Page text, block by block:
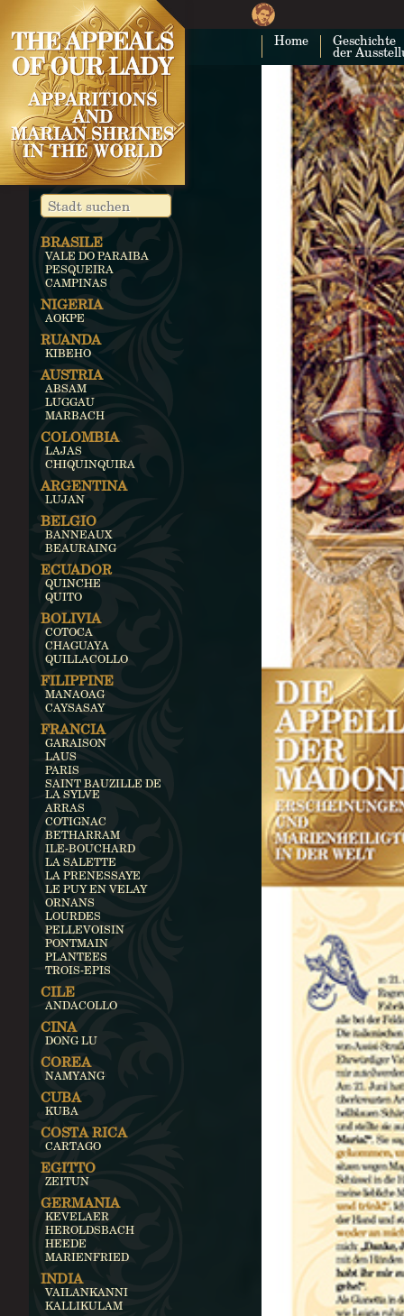
Home Geschichte
der
BRASILE
VALE DO PARAIBA
PESQUEIRA
CAMPINAS
NIGERIA
AOKPE
RUANDA
KIBEHO
AUSTRIA
ABSAM
LUGGAU
MARBACH
COLOMBIA
LAJAS
CHIQUINQUIRA
ARGENTINA
LUJAN
BELGIO
BANNEAUX
BEAURAING
ECUADOR
QUINCHE
QUITO
BOLIVIA
COTOCA
CHAGUAYA
QUILLACOLLO
FILIPPINE
MANAOAG
CAYSASAY
FRANCIA
GARAISON
LAUS
PARIS
SAINT BAUZILLE DE
LA SYLVE
ARRAS
COTIGNAC
BETHARRAM
ILE-BOUCHARD
LA SALETTE
LA PRENESSAYE
LE PUY EN VELAY
ORNANS
LOURDES
PELLEVOISIN
PONTMAIN
PLANTEES
TROIS-EPIS
CILE
ANDACOLLO
CINA
DONG LU
COREA
NAMYANG
CUBA
KUBA
COSTA RICA
CARTAGO
EGITTO
ZEITUN
GERMANIA
KEVELAER
HEROLDSBACH
HEEDE
MARIENFRIED
INDIA
VAILANKANNI
KALLIKULAM